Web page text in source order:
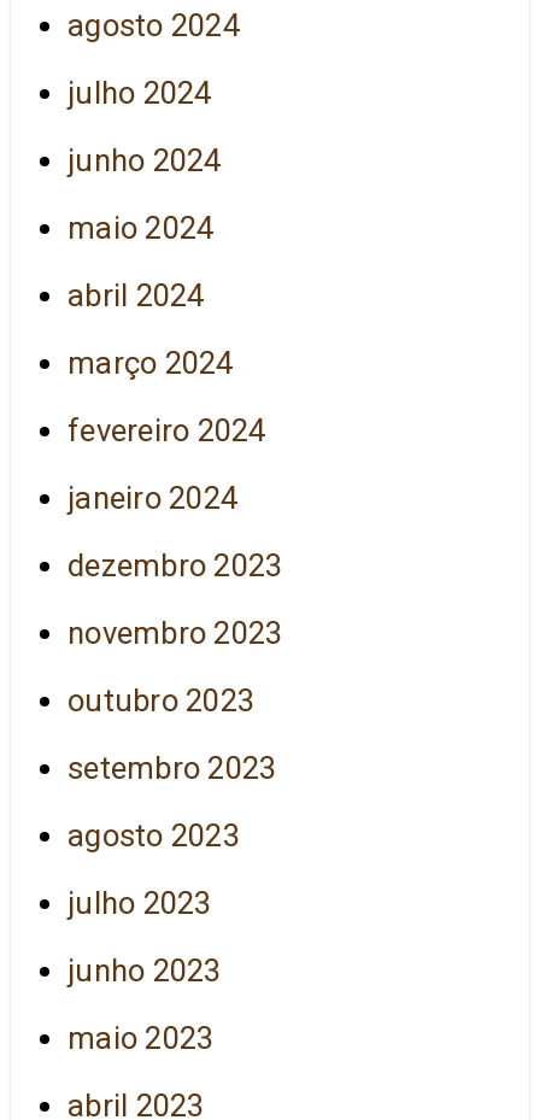
agosto 2024
julho 2024
junho 2024
maio 2024
abril 2024
março 2024
fevereiro 2024
janeiro 2024
dezembro 2023
novembro 2023
outubro 2023
setembro 2023
agosto 2023
julho 2023
junho 2023
maio 2023
abril 2023